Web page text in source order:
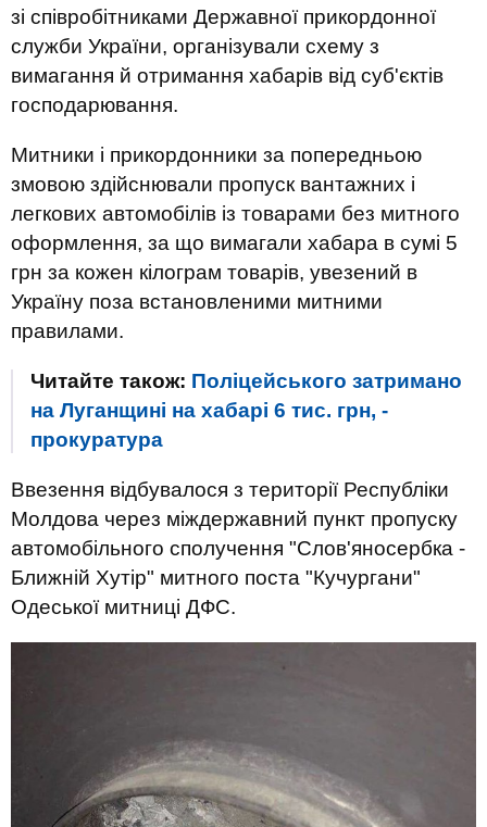
зі співробітниками Державної прикордонної
служби України, організували схему з
вимагання й отримання хабарів від суб'єктів
господарювання.
Митники і прикордонники за попередньою
змовою здійснювали пропуск вантажних і
легкових автомобілів із товарами без митного
оформлення, за що вимагали хабара в сумі 5
грн за кожен кілограм товарів, увезений в
Україну поза встановленими митними
правилами.
Читайте також: Поліцейського затримано
на Луганщині на хабарі 6 тис. грн, -
прокуратура
Ввезення відбувалося з території Республіки
Молдова через міждержавний пункт пропуску
автомобільного сполучення "Слов'яносербка -
Ближній Хутір" митного поста "Кучургани"
Одеської митниці ДФС.